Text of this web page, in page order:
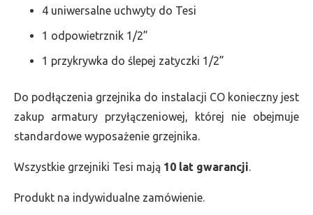
4 uniwersalne uchwyty do Tesi
1 odpowietrznik 1/2”
1 przykrywka do ślepej zatyczki 1/2”
Do podłączenia grzejnika do instalacji CO konieczny jest
zakup armatury przyłączeniowej, której nie obejmuje
standardowe wyposażenie grzejnika.
Wszystkie grzejniki Tesi mają 10 lat gwarancji.
Produkt na indywidualne zamówienie.